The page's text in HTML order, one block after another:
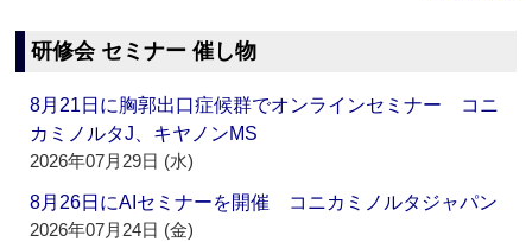
研修会 セミナー 催し物
8月21日に胸郭出口症候群でオンラインセミナー コニ
カミノルタJ、キヤノンMS
2026年07月29日 (水)
8月26日にAIセミナーを開催 コニカミノルタジャパン
2026年07月24日 (金)